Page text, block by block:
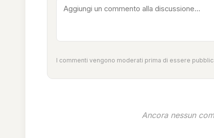
I commenti vengono moderati prima di essere
Ancora nessun